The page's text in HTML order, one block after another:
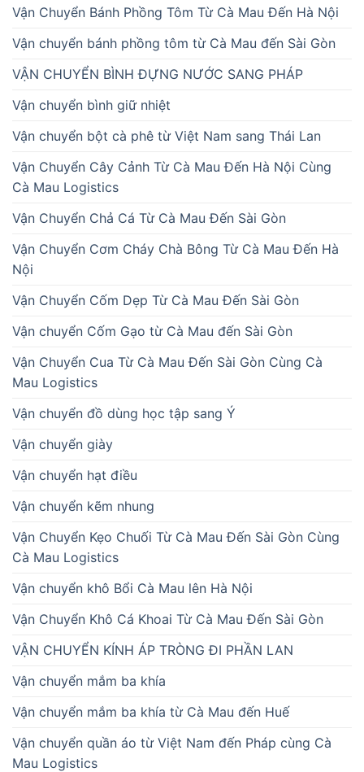
Vận Chuyển Bánh Phồng Tôm Từ Cà Mau Đến Hà Nội
Vận chuyển bánh phồng tôm từ Cà Mau đến Sài Gòn
VẬN CHUYỂN BÌNH ĐỰNG NƯỚC SANG PHÁP
Vận chuyển bình giữ nhiệt
Vận chuyển bột cà phê từ Việt Nam sang Thái Lan
Vận Chuyển Cây Cảnh Từ Cà Mau Đến Hà Nội Cùng
Cà Mau Logistics
Vận Chuyển Chả Cá Từ Cà Mau Đến Sài Gòn
Vận Chuyển Cơm Cháy Chà Bông Từ Cà Mau Đến Hà
Nội
Vận Chuyển Cốm Dẹp Từ Cà Mau Đến Sài Gòn
Vận chuyển Cốm Gạo từ Cà Mau đến Sài Gòn
Vận Chuyển Cua Từ Cà Mau Đến Sài Gòn Cùng Cà
Mau Logistics
Vận chuyển đồ dùng học tập sang Ý
Vận chuyển giày
Vận chuyển hạt điều
Vận chuyển kẽm nhung
Vận Chuyển Kẹo Chuối Từ Cà Mau Đến Sài Gòn Cùng
Cà Mau Logistics
Vận chuyển khô Bổi Cà Mau lên Hà Nội
Vận Chuyển Khô Cá Khoai Từ Cà Mau Đến Sài Gòn
VẬN CHUYỂN KÍNH ÁP TRÒNG ĐI PHẦN LAN
Vận chuyển mắm ba khía
Vận chuyển mắm ba khía từ Cà Mau đến Huế
Vận chuyển quần áo từ Việt Nam đến Pháp cùng Cà
Mau Logistics